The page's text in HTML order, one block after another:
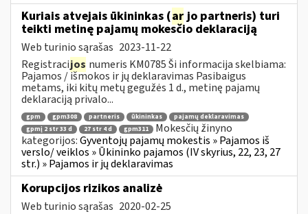
Kuriais atvejais ūkininkas (arjo partneris) turi
teikti metinę pajamų mokesčio deklaraciją
Web turinio sąrašas 2023-11-22
Registracijos numeris KM0785 Ši informacija skelbiama:
Pajamos / išmokos ir jų deklaravimas Pasibaigus
metams, iki kitų metų gegužės 1 d., metinę pajamų
deklaraciją privalo...
gpm gpm308 partneris ūkininkas
pajamų deklaravimas
gpmį 2 str 33 d
27 str 4 d gpm311
Mokesčių žinyno
kategorijos:Gyventojų pajamų mokestis » Pajamos iš
verslo/ veiklos » Ūkininko pajamos (IV skyrius, 22, 23, 27
str.) » Pajamos ir jų deklaravimas
Korupcijos rizikos analizė
Web turinio sąrašas 2020-02-25